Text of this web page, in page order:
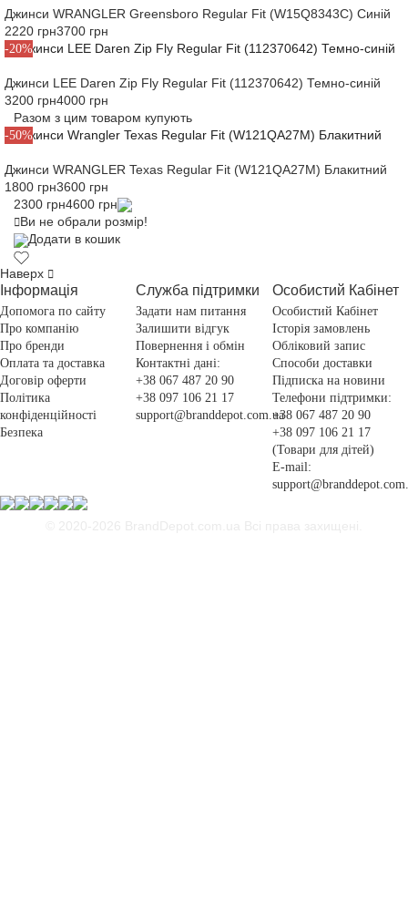
Джинси WRANGLER Greensboro Regular Fit (W15Q8343C) Синій
2220 грн3700 грн
-20%
Джинси LEE Daren Zip Fly Regular Fit (112370642) Темно-синій
3200 грн4000 грн
Разом з цим товаром купують
-50%
Джинси WRANGLER Texas Regular Fit (W121QA27M) Блакитний
1800 грн3600 грн
2300 грн4600 грн
Ви не обрали розмір!
Додати в кошик
Наверх
Інформація
Допомога по сайту
Про компанію
Про бренди
Оплата та доставка
Договір оферти
Політика
конфіденційності
Безпека
Служба підтримки
Задати нам питання
Залишити відгук
Повернення і обмін
Контактні дані:
+38 067 487 20 90
+38 097 106 21 17
support@branddepot.com.ua
Особистий Кабінет
Особистий Кабінет
Історія замовлень
Обліковий запис
Способи доставки
Підписка на новини
Телефони підтримки:
+38 067 487 20 90
+38 097 106 21 17
(Товари для дітей)
E-mail: